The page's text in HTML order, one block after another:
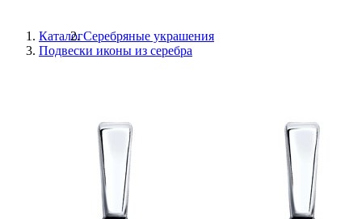
КаталогСеребряные украшения
Подвески иконы из серебра